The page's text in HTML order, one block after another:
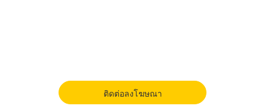
ติดต่อลงโฆษณา